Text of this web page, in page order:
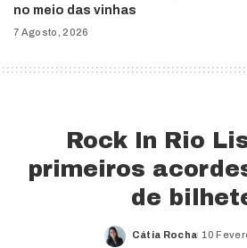
no meio das vinhas
7 Agosto, 2026
Rock In Rio
primeiros
de
Posted
Cátia Rocha 10